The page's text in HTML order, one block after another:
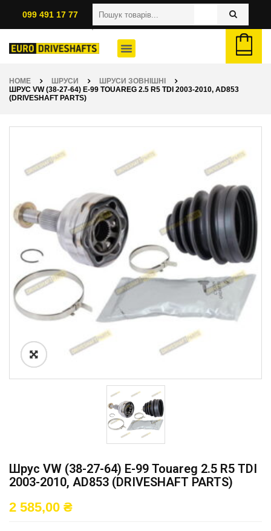
099 491 17 77
HOME ШРУСИ
ШРУСИ ЗОВНІШНІ
ШРУС VW (38-27-64) E-99 TOUAREG 2.5 R5 TDI 2003-2010, AD853
(DRIVESHAFT PARTS)
Шрус VW (38-27-64) E-99 Touareg 2.5 R5 TDI
2003-2010, AD853 (DRIVESHAFT PARTS)
2 585,00 ₴